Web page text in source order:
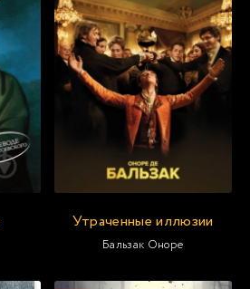
Утраченные иллюзии
Бальзак Оноре